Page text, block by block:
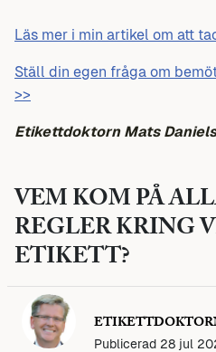
Läs mer i min artikel om att
Ställ din egen fråga om
>>
Etikettdoktorn Mats
VEM KOM PÅ
REGLER KRING
ETIKETT?
Publicerad 28 jul